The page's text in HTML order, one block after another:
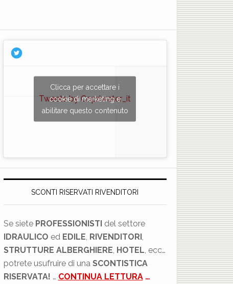
Tweets by Copriwater_it
Clicca per accettare i
cookie di marketing e
abilitare questo contenuto
SCONTI RISERVATI RIVENDITORI
Se siete PROFESSIONISTIdel settore
IDRAULICO ed EDILE RIVENDITORI,
STRUTTURE ALBERGHIERE HOTEL , ecc…
potrete usufruire di una SCONTISTICA
RISERVATA! … CONTINUA LETTURA…